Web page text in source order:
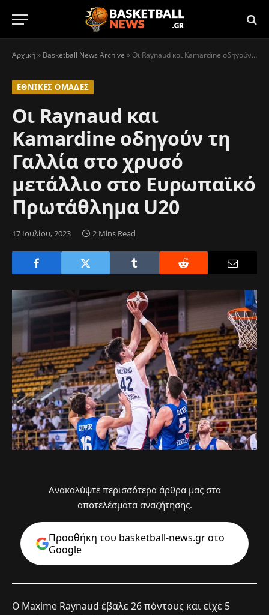
Αρχική» Basketball News Archive »Οι Raynaud και Kamardine οδηγούν τη Γαλλία στο χρυσό μετάλλιο στο Ευρωπαϊκό Πρωτάθλημα U20
ΕΘΝΙΚΈΣ ΟΜΆΔΕΣ
Οι Raynaud και
Kamardine οδηγούν τη
Γαλλία στο χρυσό
μετάλλιο στο Ευρωπαϊκό
Πρωτάθλημα U20
17 Ιουλίου, 2023 2 Mins Read
Ανακαλύψτε περισσότερα άρθρα μας στα
αποτελέσματα αναζήτησης.
Προσθήκη του basketball-news.gr στo
Google
Ο Maxime Raynaud έβαλε 26 πόντους και είχε 5